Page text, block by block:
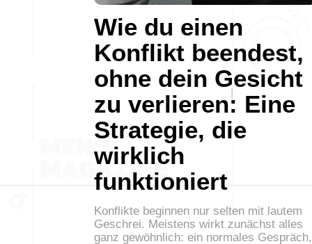
Wie du einen
Konflikt beendest,
ohne dein Gesicht
zu verlieren: Eine
Strategie, die
wirklich
funktioniert
Konflikte beginnen nur selten mit lautem
Geschrei. Meistens wirkt zunächst alles
ganz gewöhnlich: ein normales Gespräch,